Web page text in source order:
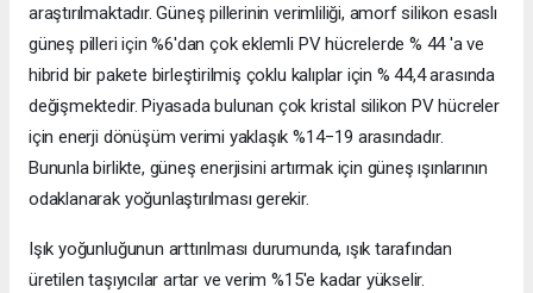
araştırılmaktadır. Güneş pillerinin verimliliği, amorf silikon esaslı
güneş pilleri için %6'dan çok eklemli PV hücrelerde % 44 'a ve
hibrid bir pakete birleştirilmiş çoklu kalıplar için % 44,4 arasında
değişmektedir. Piyasada bulunan çok kristal silikon PV hücreler
için enerji dönüşüm verimi yaklaşık %14−19 arasındadır.
Bununla birlikte, güneş enerjisini artırmak için güneş ışınlarının
odaklanarak yoğunlaştırılması gerekir.
Işık yoğunluğunun arttırılması durumunda, ışık tarafından
üretilen taşıyıcılar artar ve verim %15'e kadar yükselir.